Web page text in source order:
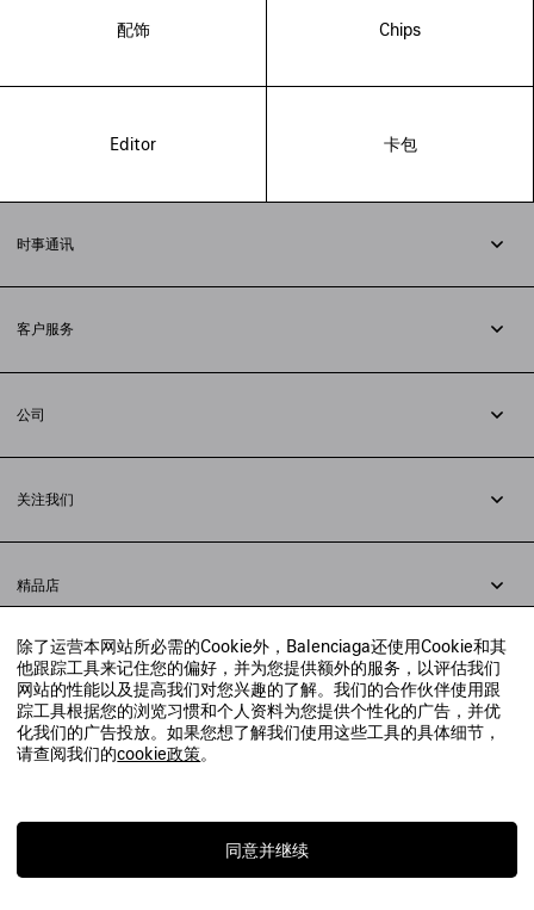
除了运营本网站所必需的Cookie外，Balenciaga还使用Cookie和其
他跟踪工具来记住您的偏好，并为您提供额外的服务，以评估我们
网站的性能以及提高我们对您兴趣的了解。我们的合作伙伴使用跟
踪工具根据您的浏览习惯和个人资料为您提供个性化的广告，并优
化我们的广告投放。如果您想了解我们使用这些工具的具体细节，
请查阅我们的cookie政策。
同意并继续
配饰 Chips
Editor 卡包
时事通讯
客户服务
配送方式
支付
常见问题解答
公司
法律问题
联合国世界粮食计划署
举报平台
关注我们
小红书
精品店
寻找附近的精品店
实时聊天客服
发送邮件
我们将在24小时内给予回复
联系我们：400-610-6018
© 2020 巴黎世家贸易（上海）有限公司
上海工商行政管理